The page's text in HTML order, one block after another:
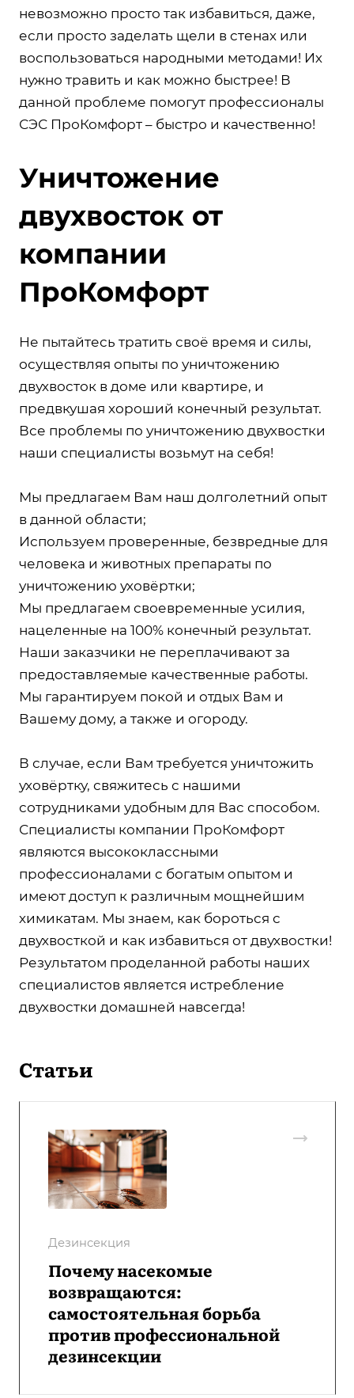
невозможно просто так избавиться, даже,
если просто заделать щели в стенах или
воспользоваться народными методами! Их
нужно травить и как можно быстрее! В
данной проблеме помогут профессионалы
СЭС ПроКомфорт – быстро и качественно!
Уничтожение
двухвосток от
компании
ПроКомфорт
Не пытайтесь тратить своё время и силы,
осуществляя опыты по уничтожению
двухвосток в доме или квартире, и
предвкушая хороший конечный результат.
Все проблемы по уничтожению двухвостки
наши специалисты возьмут на себя!
Мы предлагаем Вам наш долголетний опыт
в данной области;
Используем проверенные, безвредные для
человека и животных препараты по
уничтожению уховёртки;
Мы предлагаем своевременные усилия,
нацеленные на 100% конечный результат.
Наши заказчики не переплачивают за
предоставляемые качественные работы.
Мы гарантируем покой и отдых Вам и
Вашему дому, а также и огороду.
В случае, если Вам требуется уничтожить
уховёртку, свяжитесь с нашими
сотрудниками удобным для Вас способом.
Специалисты компании ПроКомфорт
являются высококлассными
профессионалами с богатым опытом и
имеют доступ к различным мощнейшим
химикатам. Мы знаем, как бороться с
двухвосткой и как избавиться от двухвостки!
Результатом проделанной работы наших
специалистов является истребление
двухвостки домашней навсегда!
Статьи
Дезинсекция
Почему насекомые
возвращаются:
самостоятельная борьба
против профессиональной
дезинсекции